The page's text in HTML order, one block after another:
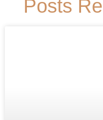
Posts